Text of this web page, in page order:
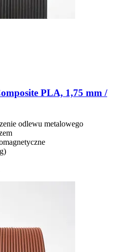
PLA, 1,75 mm /
odlewu metalowego